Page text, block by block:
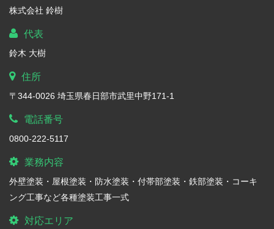
株式会社 鈴樹
代表
鈴木 大樹
住所
〒344-0026 埼玉県春日部市武里中野171-1
電話番号
0800-222-5117
業務内容
外壁塗装・屋根塗装・防水塗装・付帯部塗装・鉄部塗装・コーキ
ング工事など各種塗装工事一式
対応エリア